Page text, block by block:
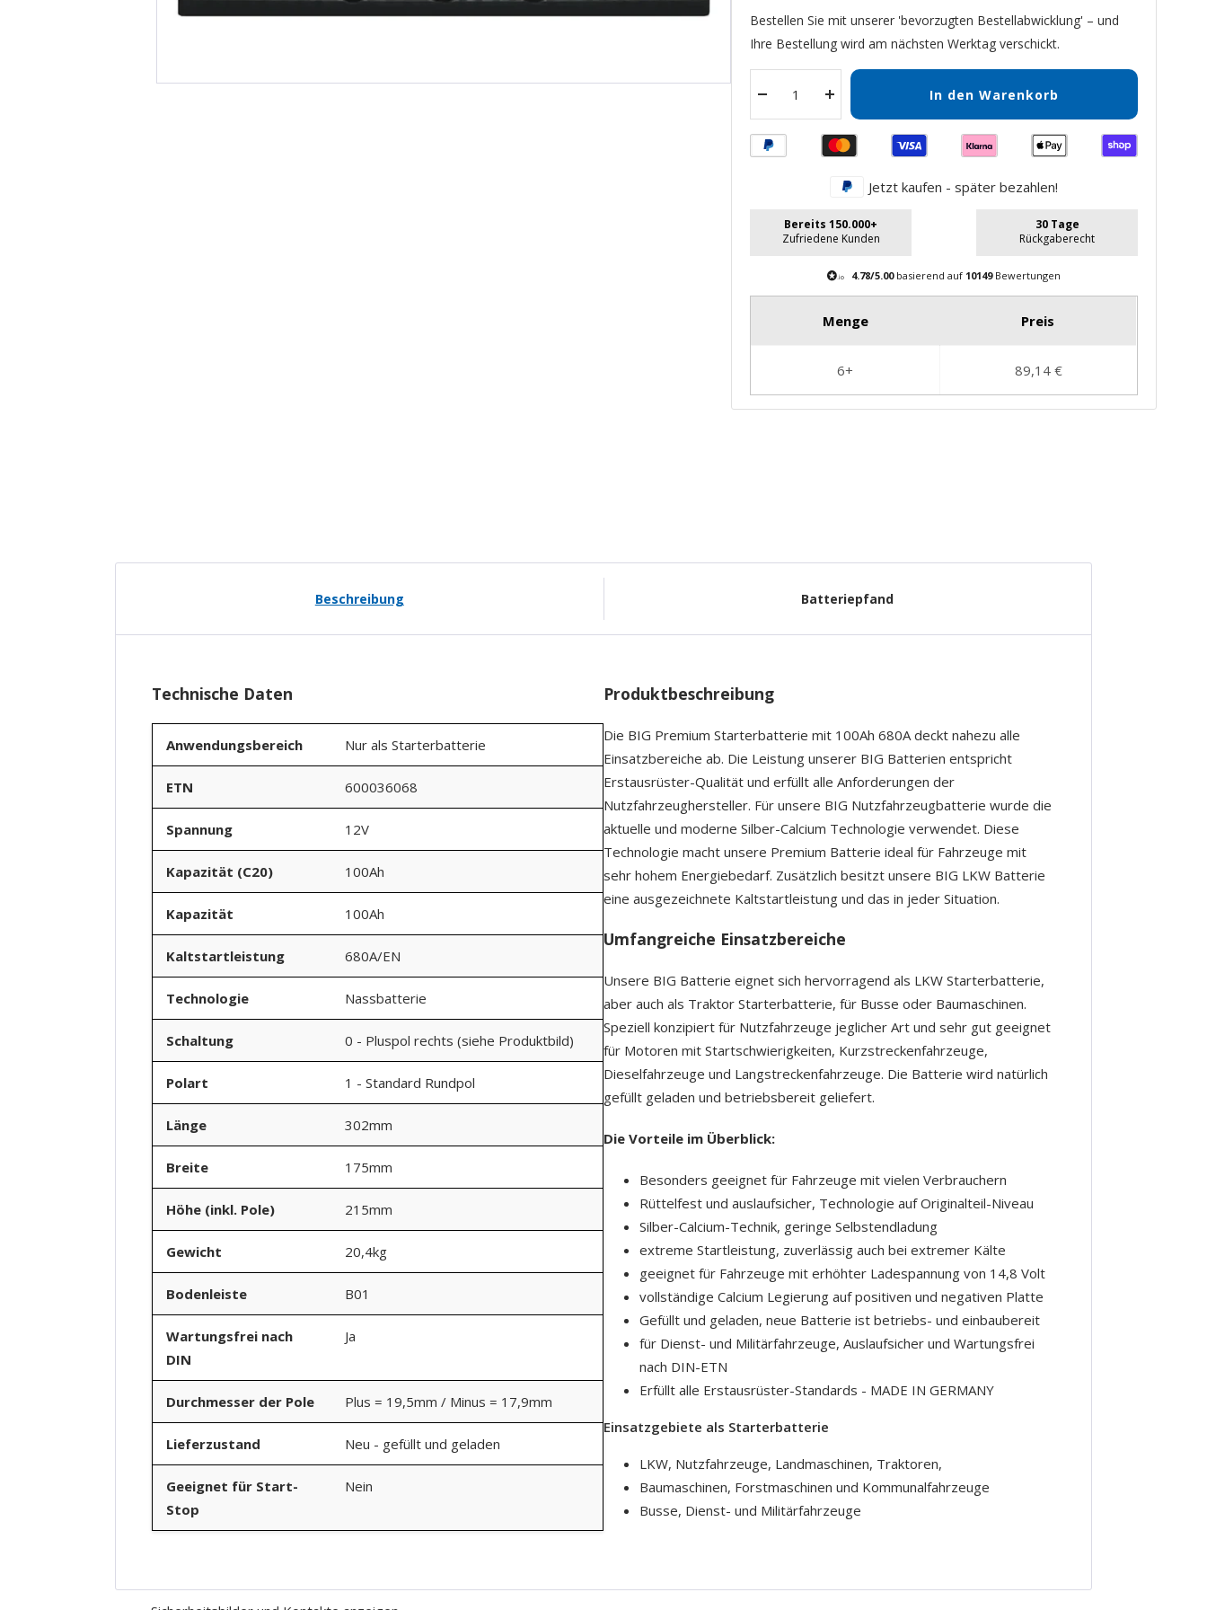
Bestellen Sie mit unserer 'bevorzugten Bestellabwicklung' – und
Ihre Bestellung wird am nächsten Werktag verschickt.
Menge
Menge
In den Warenkorb
Jetzt kaufen - später bezahlen!
Bereits 150.000+
Zufriedene Kunden
30 Tage
Rückgaberecht
4.78/5.00basierend auf 10149Bewertungen
Beschreibung Batteriepfand
Technische Daten
Anwendungsbereich Nur als Starterbatterie
ETN 600036068
Spannung 12V
Kapazität (C20) 100Ah
Kapazität 100Ah
Kaltstartleistung 680A/EN
Technologie Nassbatterie
Schaltung 0 - Pluspol rechts (siehe Produktbild)
Polart 1 - Standard Rundpol
Länge 302mm
Breite 175mm
Höhe (inkl. Pole) 215mm
Gewicht 20,4kg
Bodenleiste B01
Wartungsfrei nach
DIN
Ja
Durchmesser der Pole Plus = 19,5mm / Minus = 17,9mm
Lieferzustand Neu - gefüllt und geladen
Geeignet für Start-
Stop
Nein
Produktbeschreibung
Die BIG Premium Starterbatterie mit 100Ah 680A deckt nahezu alle
Einsatzbereiche ab. Die Leistung unserer BIG Batterien entspricht
Erstausrüster-Qualität und erfüllt alle Anforderungen der
Nutzfahrzeughersteller. Für unsere BIG Nutzfahrzeugbatterie wurde die
aktuelle und moderne Silber-Calcium Technologie verwendet. Diese
Technologie macht unsere Premium Batterie ideal für Fahrzeuge mit
sehr hohem Energiebedarf. Zusätzlich besitzt unsere BIG LKW Batterie
eine ausgezeichnete Kaltstartleistung und das in jeder Situation.
Umfangreiche Einsatzbereiche
Unsere BIG Batterie eignet sich hervorragend als LKW Starterbatterie,
aber auch als Traktor Starterbatterie, für Busse oder Baumaschinen.
Speziell konzipiert für Nutzfahrzeuge jeglicher Art und sehr gut geeignet
für Motoren mit Startschwierigkeiten, Kurzstreckenfahrzeuge,
Dieselfahrzeuge und Langstreckenfahrzeuge. Die Batterie wird natürlich
gefüllt geladen und betriebsbereit geliefert.
Die Vorteile im Überblick:
Besonders geeignet für Fahrzeuge mit vielen Verbrauchern
Rüttelfest und auslaufsicher, Technologie auf Originalteil-Niveau
Silber-Calcium-Technik, geringe Selbstendladung
extreme Startleistung, zuverlässig auch bei extremer Kälte
geeignet für Fahrzeuge mit erhöhter Ladespannung von 14,8 Volt
vollständige Calcium Legierung auf positiven und negativen Platte
Gefüllt und geladen, neue Batterie ist betriebs- und einbaubereit
für Dienst- und Militärfahrzeuge, Auslaufsicher und Wartungsfrei
nach DIN-ETN
Erfüllt alle Erstausrüster-Standards - MADE IN GERMANY
Einsatzgebiete als Starterbatterie
LKW, Nutzfahrzeuge, Landmaschinen, Traktoren,
Baumaschinen, Forstmaschinen und Kommunalfahrzeuge
Busse, Dienst- und Militärfahrzeuge